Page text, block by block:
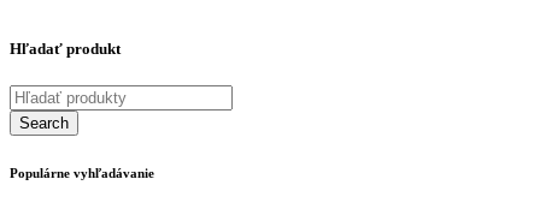
Hľadať produkt
Populárne vyhľadávanie